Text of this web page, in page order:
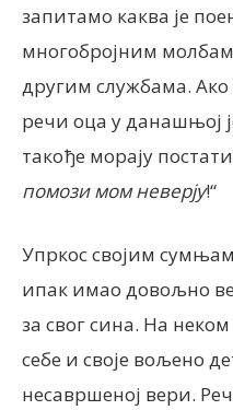
запитамо каква је
многобројним
другим службама.
речи оца у данашњој
такође морају
помози мом неверју!“
Упркос својим
ипак имао довољно
за свог сина. На
себе и своје вољено
несавршеној вери. Реч